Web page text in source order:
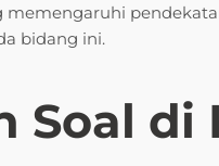
bidang ini.
di